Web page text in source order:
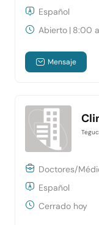
Español
Abierto | 8:00
Mensaje
Doctores/
Español
Cerrado hoy